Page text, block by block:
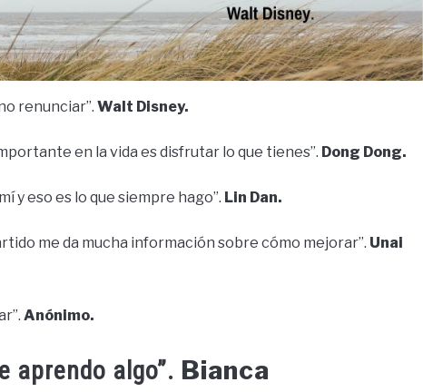
renunciar”. Walt Disney.
en la vida es disfrutar lo que tienes”. Dong Dong.
y eso es lo que siempre hago”. Lin Dan.
me da mucha información sobre cómo mejorar”. Unai
Anónimo.
aprendo algo”. Bianca